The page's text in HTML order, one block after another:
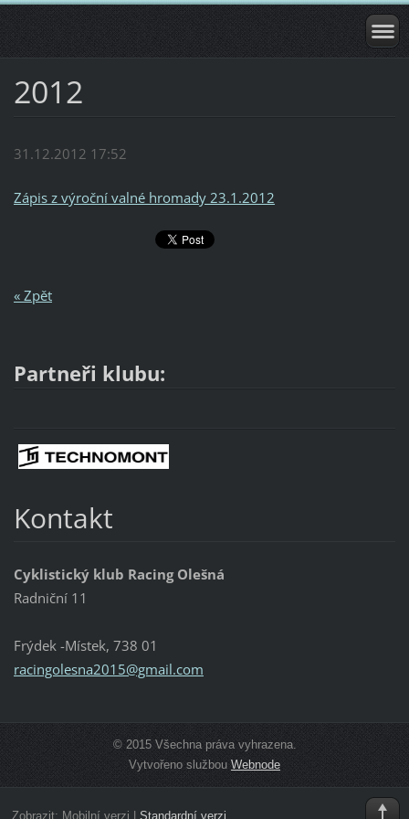
2012
31.12.2012 17:52
Zápis z výroční valné hromady 23.1.2012
« Zpět
Partneři klubu:
Kontakt
Cyklistický klub Racing Olešná
Radniční 11
Frýdek -Místek, 738 01
racingolesna2015@gmail.com
© 2015 Všechna práva vyhrazena.
Vytvořeno službouWebnode
Zobrazit: Mobilní verzi | Standardní verzi